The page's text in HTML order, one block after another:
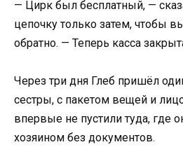
— Цирк был бесплатный, —
цепочку только затем, чтобы
обратно. — Теперь касса
Через три дня Глеб пришёл
сестры, с пакетом вещей и
впервые не пустили туда, где
хозяином без документов.